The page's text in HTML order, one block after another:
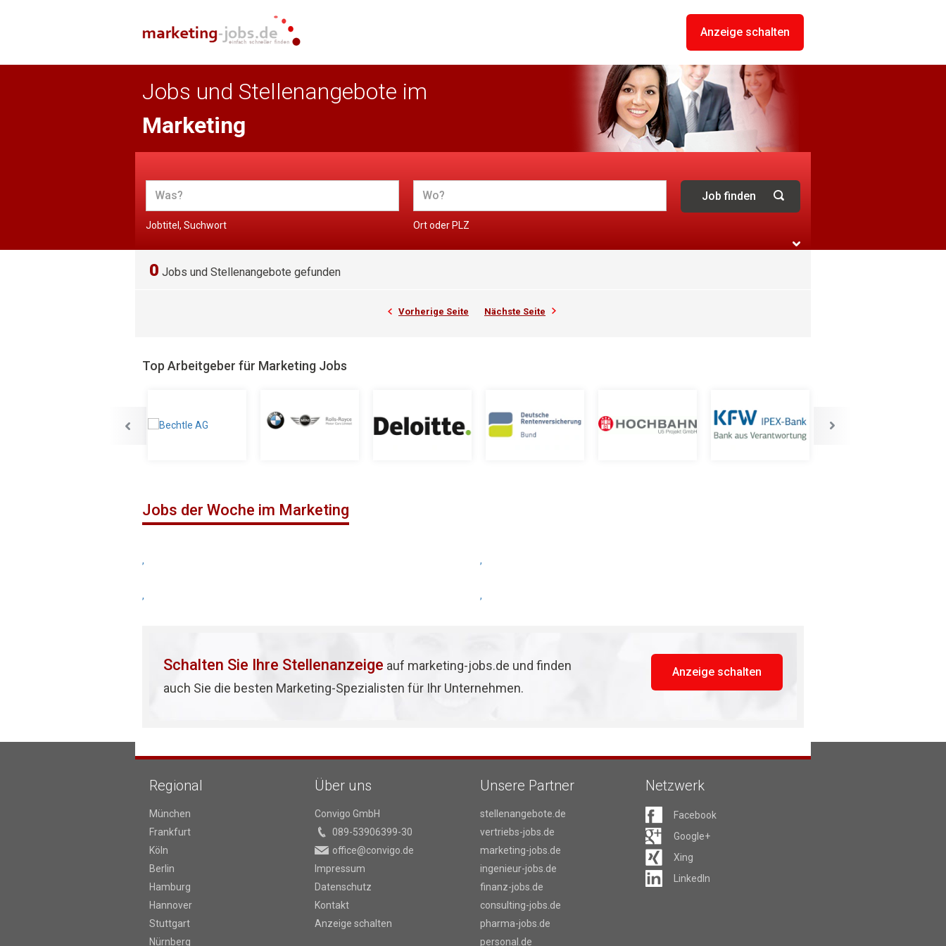
Anzeige schalten
Jobs und Stellenangebote im
Marketing
Jobtitel, Suchwort Ort oder PLZ
0 Jobs und Stellenangebote gefunden
Vorherige Seite Nächste Seite
Top Arbeitgeber für Marketing Jobs
Jobs der Woche im Marketing
, ,
, ,
Schalten Sie Ihre Stellenanzeige auf marketing-jobs.de und finden
auch Sie die besten Marketing-Spezialisten für Ihr Unternehmen.
Anzeige schalten
Regional
München
Frankfurt
Köln
Berlin
Hamburg
Hannover
Stuttgart
Nürnberg
Über uns
Convigo GmbH
089-53906399-30
office@convigo.de
Impressum
Datenschutz
Kontakt
Anzeige schalten
Unsere Partner
stellenangebote.de
vertriebs-jobs.de
marketing-jobs.de
ingenieur-jobs.de
finanz-jobs.de
consulting-jobs.de
pharma-jobs.de
personal.de
Netzwerk
Facebook
Google+
Xing
LinkedIn